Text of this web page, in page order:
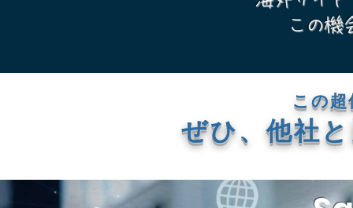
この機
この超
ぜひ、他社